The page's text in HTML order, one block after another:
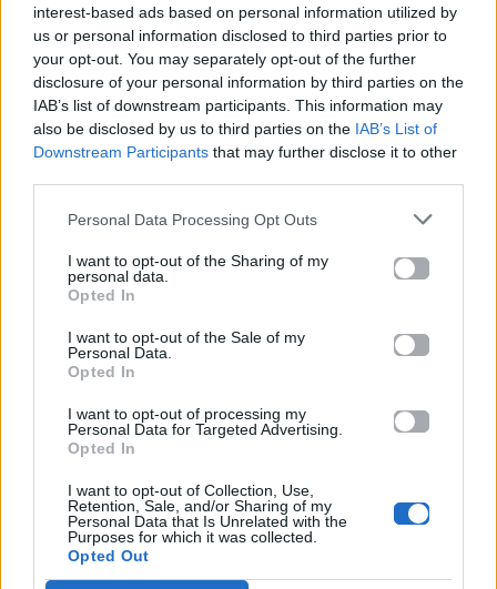
interest-based ads based on personal information utilized by
us or personal information disclosed to third parties prior to
your opt-out. You may separately opt-out of the further
disclosure of your personal information by third parties on the
IAB’s list of downstream participants. This information may
also be disclosed by us to third parties on the IAB’s List of
Downstream Participants that may further disclose it to other
Personal Data Processing Opt Outs
I want to opt-out of the Sharing of my
personal data.
Opted In
I want to opt-out of the Sale of my
Personal Data.
Opted In
I want to opt-out of processing my
Personal Data for Targeted Advertising.
Opted In
I want to opt-out of Collection, Use,
Retention, Sale, and/or Sharing of my
Personal Data that Is Unrelated with the
Purposes for which it was collected.
Opted Out
16.04.2021
Δείτε την Μαρία Κορινθίου πιο sexy
από ποτέ να απολαμβάνει τις
διακοπές της στα Κουφονήσια 🌡️
03.08.2018